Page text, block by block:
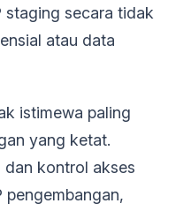
staging secara tidak
atau data
istimewa paling
yang ketat.
dan kontrol akses